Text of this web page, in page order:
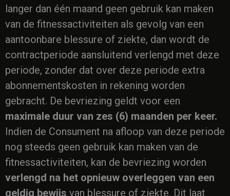
langer dan één maand geen gebruik kan maken
van de fitnessactiviteiten als gevolg van een
aantoonbare blessure of ziekte, dan wordt de
contractperiode aansluitend verlengd met deze
periode, zonder dat over deze periode extra
abonnementskosten in rekening worden
gebracht. De bevriezing geldt voor een
maximale duur van zes (6) maanden per keer.
Indien de Consument na afloop van deze periode
nog steeds geen gebruik kan maken van de
fitnessactiviteiten, kan de bevriezing worden
verlengd na het opnieuw overleggen van een
geldig bewijs van blessure of ziekte. Dit laat